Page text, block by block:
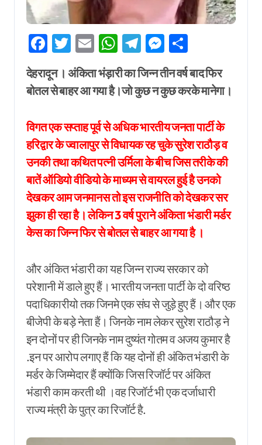
Facebook
Twitter
EmailWhatsApp
Telegram
Messenger
देहरादून । अंकिता भंड़ारी का जिन्न तीन वर्ष बाद फिर
बोतल से बाहर आ गया है।जो कुछ न कुछ करके मानेगा।
विगत एक सप्ताह पूर्व से अधिक भारतीय जनता पार्टी के
हरिद्वार के ज्वालापुर से विधायक रह चुके सुरेश राठौड़ व
उनकी तथा कथित पत्नी उर्मिला के बीच जिस तरीके की
बातें ऑडियो वीडियो के माध्यम से वायरल हुई है उनको
देखकर आम जनमानस तो इस राजनीति को देखकर सर
झुका ही रहा है। लेकिन 3 वर्ष पुराने अंकिता भंडारी मर्डर
केस का जिन्न फिर से बोतल से बाहर आ गया है ।
और अंकित भंडारी का यह जिन्न राज्य सरकार को
परेशानी में डाले हुए हैं। भारतीय जनता पार्टी के दो वरिष्ठ
पदाधिकारीयो तक जिनमे एक संघ से जुड़े हुए हैं। और एक
बीजेपी के बड़े नेता हैं। जिनके नाम लेकर सुरेश राठौड़ ने
इन दोनों पर ही जिनके नाम दुष्यंत गोतम व अजय कुमार है
.इन पर आरोप लगाए हैं कि यह दोनों ही अंकित भंडारी के
मर्डर के जिम्मेदार हैं क्योंकि जिस रिजॉर्ट पर अंकित
भंडारी काम करती थी ।वह रिजॉर्ट भी एक दर्जाधारी
राज्य मंत्री के पुत्र का रिजॉर्ट है.